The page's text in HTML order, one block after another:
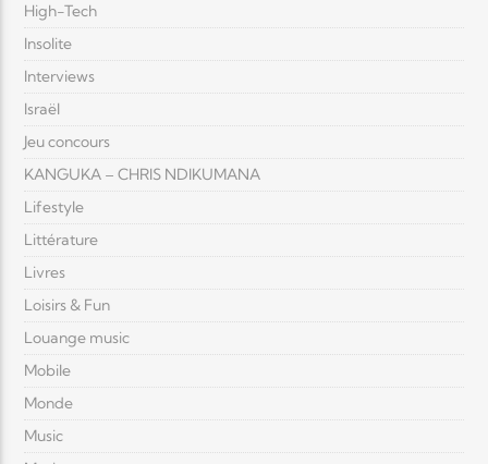
High-Tech
Insolite
Interviews
Israël
Jeu concours
KANGUKA – CHRIS NDIKUMANA
Lifestyle
Littérature
Livres
Loisirs & Fun
Louange music
Mobile
Monde
Music